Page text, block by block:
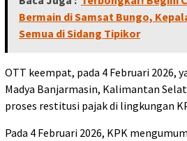
Bermain di Samsat Bungo,
Semua di Sidang Tipikor
OTT keempat, pada 4 Februari 2026,
Madya Banjarmasin, Kalimantan
proses restitusi pajak di lingkungan
Pada 4 Februari 2026, KPK